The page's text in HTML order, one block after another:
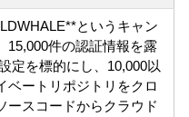
というキャン
15,000件の認証情報を露
定を標的にし、10,000以
ベートリポジトリをクロ
ースコードからクラウド